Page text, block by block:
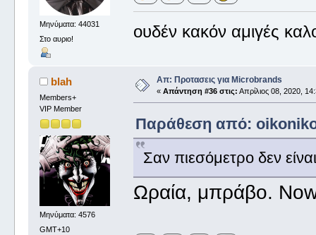
Μηνύματα: 44031
Στο αυριο!
ουδέν κακόν αμιγές
blah
Members+
VIP Member
Μηνύματα: 4576
GMT+10
Απ: Προτασεις για Microbrands
« Απάντηση #36 στις: Απρίλιος 08, 2020,
Παράθεση από:
Σαν πιεσόμετρο δεν
Ωραία, μπράβο.